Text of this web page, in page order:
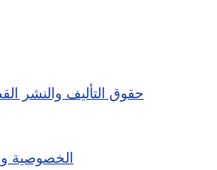
حقوق التأليف والنشر
الخصوصية